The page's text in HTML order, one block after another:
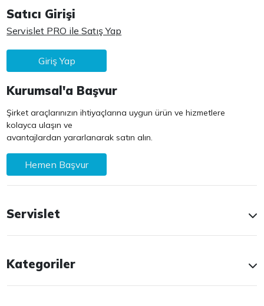
Satıcı Girişi
Servislet PRO ile Satış Yap
Giriş Yap
Kurumsal'a Başvur
Şirket araçlarınızın ihtiyaçlarına uygun ürün ve hizmetlere
kolayca ulaşın ve
avantajlardan yararlanarak satın alın.
Hemen Başvur
Servislet
Kategoriler